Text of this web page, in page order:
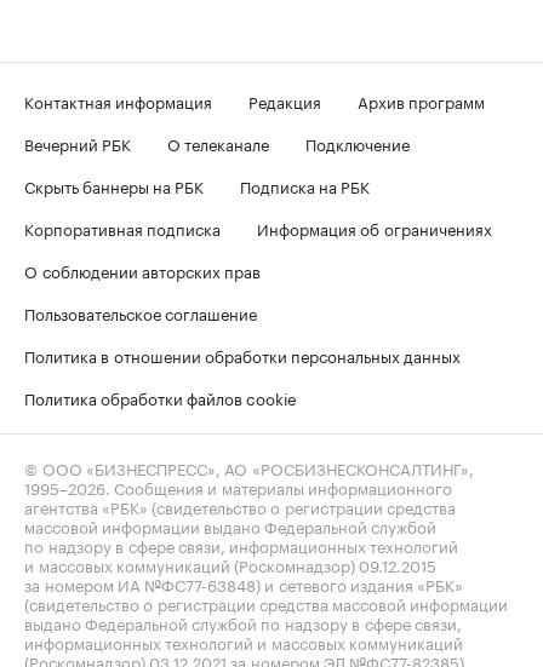
Контактная информация Редакция
Архив программ
Вечерний РБК
О телеканале
Подключение
Скрыть баннеры на РБК
Подписка на РБК
Корпоративная подписка
Информация об ограничениях
О соблюдении авторских прав
Пользовательское соглашение
Политика в отношении обработки персональных данных
Политика обработки файлов cookie
© ООО «БИЗНЕСПРЕСС», АО «РОСБИЗНЕСКОНСАЛТИНГ»,
1995–2026 . Сообщения и материалы информационного
агентства «РБК» (свидетельство о регистрации средства
массовой информации выдано Федеральной службой
по надзору в сфере связи, информационных технологий
и массовых коммуникаций (Роскомнадзор) 09.12.2015
за номером ИА №ФС77-63848) и сетевого издания «РБК»
(свидетельство о регистрации средства массовой информации
выдано Федеральной службой по надзору в сфере связи,
информационных технологий и массовых коммуникаций
(Роскомнадзор) 03.12.2021 за номером ЭЛ №ФС77-82385)